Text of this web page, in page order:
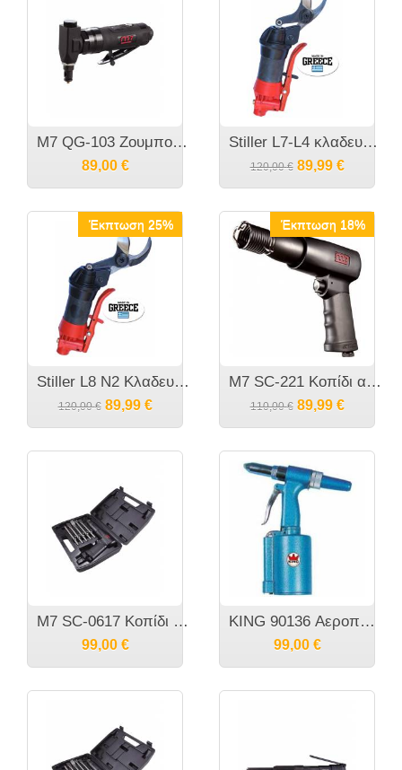
M7 QG-103 Ζουμποψάλιδο αέρος
89,00 €
Stiller L7-L4 κλαδευτικό αέρος Αμπελουργίας
120,00 € 89,99 €
Έκπτωση 25%
Stiller L8 Ν2 Κλαδευτικό αέρος / Αεροψάλιδο
120,00 € 89,99 €
Έκπτωση 18%
M7 SC-221 Κοπίδι αέρος κοντό
110,00 € 89,99 €
M7 SC-0617 Κοπίδι αέρος σε κασετίνα με κοπίδια κοντό
99,00 €
KING 90136 Αεροπριτσιναδόρος
99,00 €